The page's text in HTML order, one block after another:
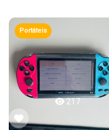
217
Portáteis